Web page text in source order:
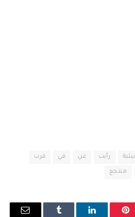
بيئية رأيت عن في قرب
منتجع